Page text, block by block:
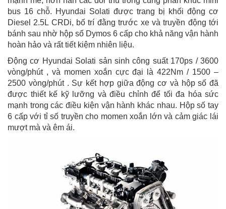
bus 16 chỗ. Hyundai Solati được trang bị khối động cơ
Diesel 2.5L CRDi, bố trí đằng trước xe và truyền động tới
bánh sau nhờ hộp số Dymos 6 cấp cho khả năng vận hành
hoàn hảo và rất tiết kiệm nhiên liệu.
Động cơ Hyundai Solati sản sinh công suất 170ps / 3600
vòng/phút , và momen xoắn cực đại là 422Nm / 1500 –
2500 vòng/phút . Sự kết hợp giữa động cơ và hộp số đã
được thiết kế kỹ lưỡng và điều chỉnh để tối đa hóa sức
mạnh trong các điều kiện vận hành khác nhau. Hộp số tay
6 cấp với tỉ số truyền cho momen xoắn lớn và cảm giác lái
mượt mà và êm ái.